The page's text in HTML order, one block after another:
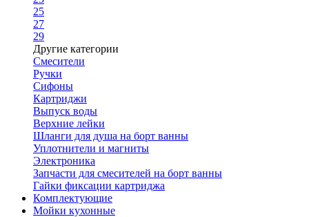
25
27
29
Другие категории
Смесители
Ручки
Сифоны
Картриджи
Выпуск воды
Верхние лейки
Шланги для душа на борт ванны
Уплотнители и магниты
Электроника
Запчасти для смесителей на борт ванны
Гайки фиксации картриджа
Комплектующие
Мойки кухонные